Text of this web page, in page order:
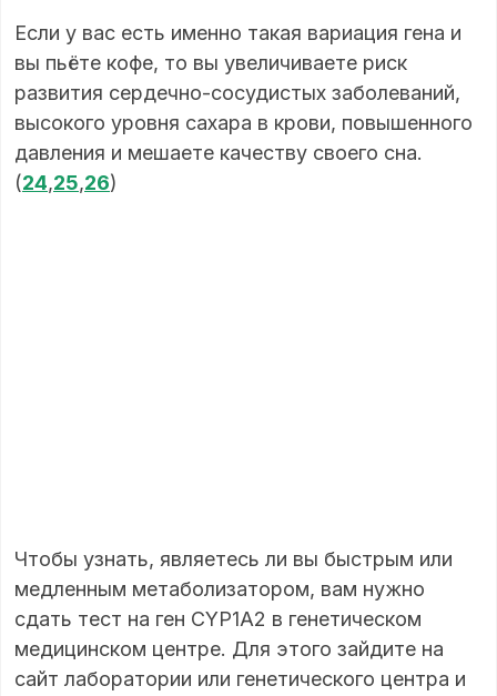
Если у вас есть именно такая вариация гена и
вы пьёте кофе, то вы увеличиваете риск
развития сердечно-сосудистых заболеваний,
высокого уровня сахара в крови, повышенного
давления и мешаете качеству своего сна.
(24,25,26)
Чтобы узнать, являетесь ли вы быстрым или
медленным метаболизатором, вам нужно
сдать тест на ген CYP1A2 в генетическом
медицинском центре. Для этого зайдите на
сайт лаборатории или генетического центра и